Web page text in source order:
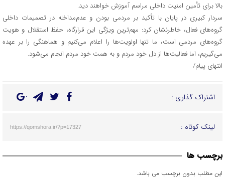
بالا برای تأمین امنیت داخلی مراسم آموزش خواهند دید.
سردار کبیری در پایان با تأکید بر مردمی بودن و عدم‌مداخله در تصمیمات داخلی
گروه‌های فعال، خاطرنشان کرد: مهم‌ترین ویژگی این قرارگاه، حفظ استقلال و هویت
گروه‌های مردمی است، ما تنها اولویت‌ها را اعلام می‌کنیم و هماهنگی را بر عهده
می‌گیریم، اما فعالیت‌ها از دل خود مردم و به همت خود مردم انجام می‌شود.
انتهای پیام/
اشتراک گذاری :
لینک کوتاه : https://qomshora.ir/?p=17327
برچسب ها
این مطلب بدون برچسب می باشد.